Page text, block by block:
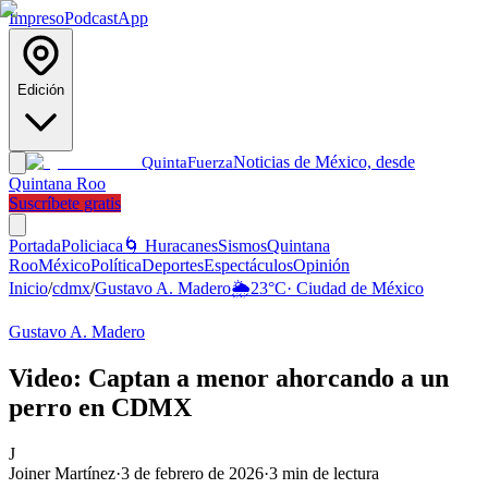
ImpresoPodcastApp
Edición
QuintaFuerzaNoticias de México, desde
Quintana Roo
Suscríbete gratis
PortadaPoliciaca 🌀 HuracanesSismosQuintana
RooMéxicoPolíticaDeportesEspectáculosOpinión
Inicio/cdmx/Gustavo A. Madero🌦️23°C· Ciudad de México
Gustavo A. Madero
Video: Captan a menor ahorcando a un
perro en CDMX
J
Joiner Martínez·3 de febrero de 2026·3 min de lectura